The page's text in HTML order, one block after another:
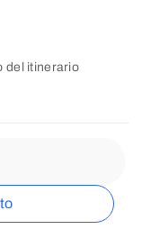
del itinerario